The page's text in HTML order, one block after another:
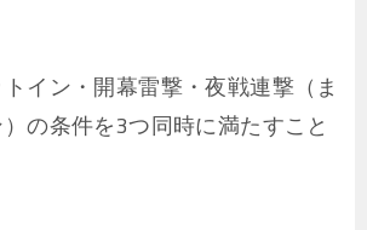
イン・開幕雷撃・夜戦連撃（ま
の条件を3つ同時に満たすこと